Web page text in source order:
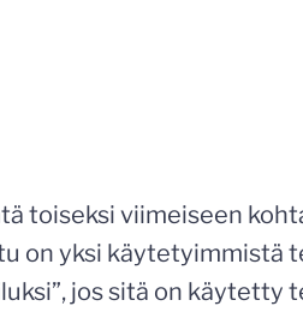
toiseksi viimeiseen
on yksi käytetyimmistä
jos sitä on käytetty